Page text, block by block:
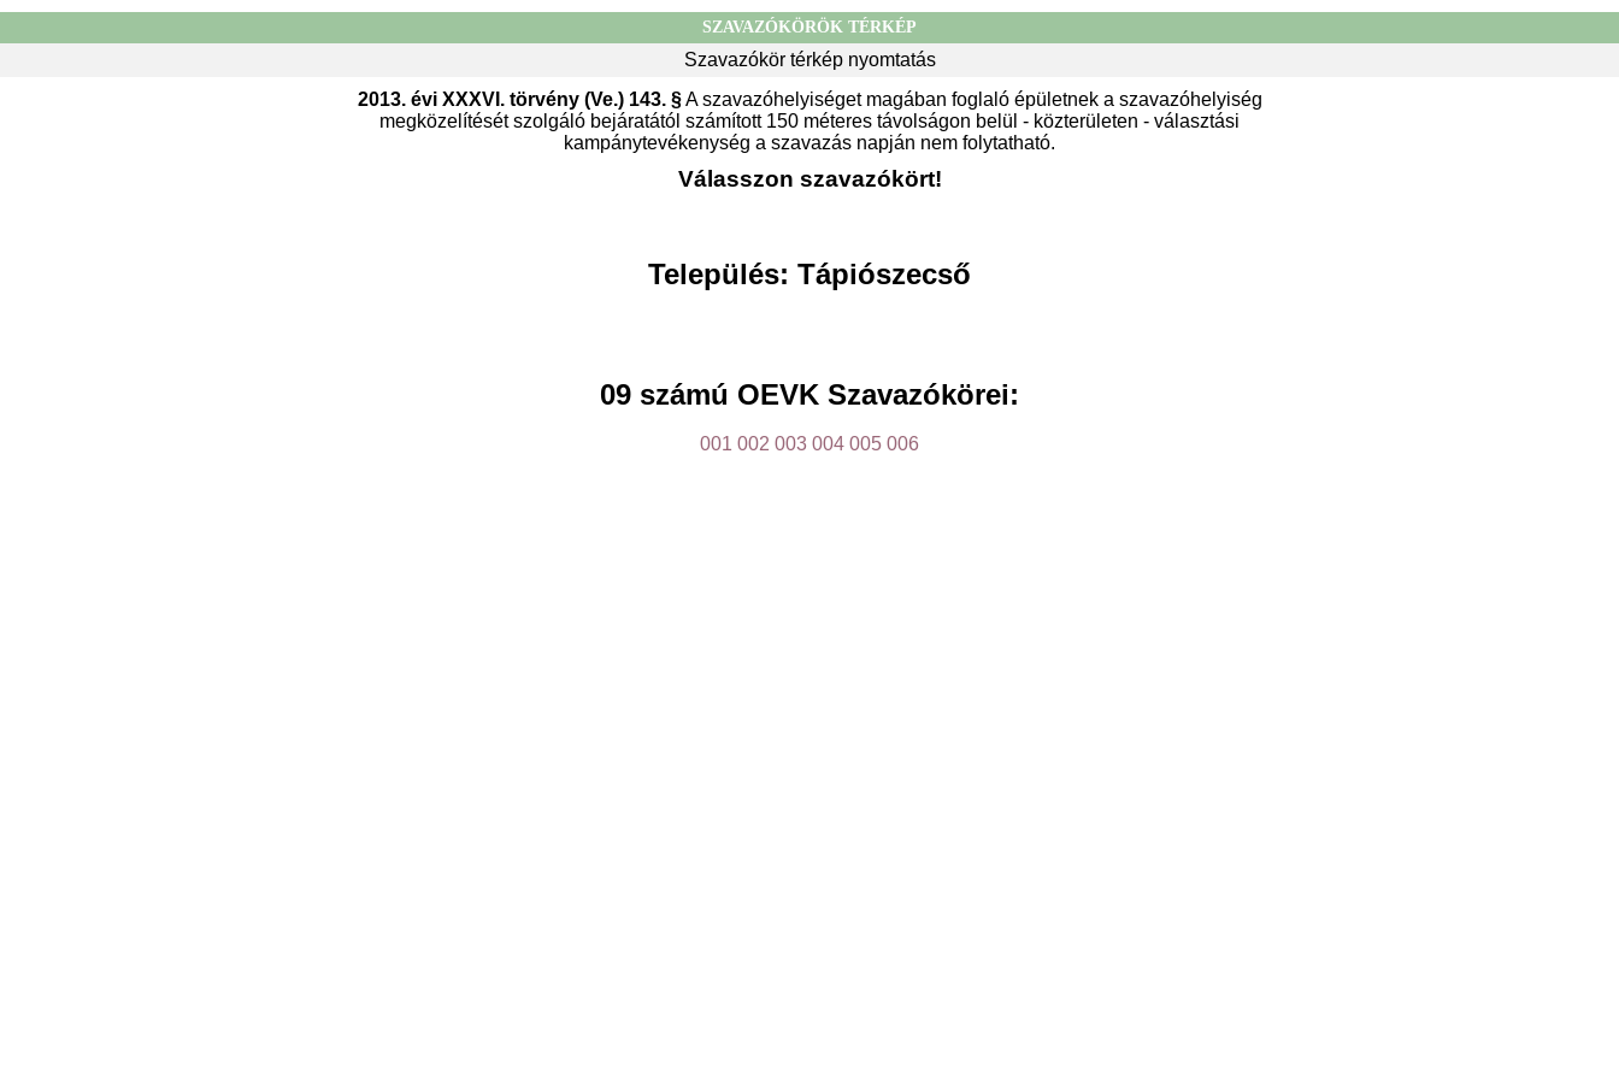
SZAVAZÓKÖRÖK TÉRKÉP
Szavazókör térkép nyomtatás
2013. évi XXXVI. törvény (Ve.) 143. §A szavazóhelyiséget magában foglaló épületnek a szavazóhelyiség
megközelítését szolgáló bejáratától számított 150 méteres távolságon belül - közterületen - választási
kampánytevékenység a szavazás napján nem folytatható.
Válasszon szavazókört!
Település: Tápiószecső
09 számú OEVK Szavazókörei:
001 002 003 004 005 006